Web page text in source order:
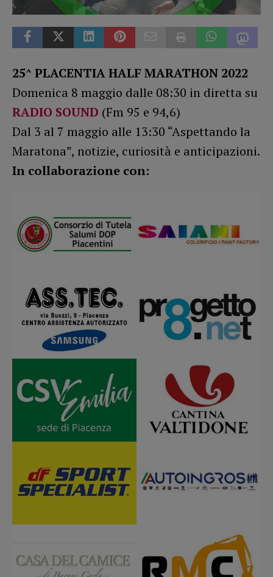
25^ PLACENTIA HALF MARATHON 2022
Domenica 8 maggio dalle 08:30 in diretta su
RADIO SOUND (Fm 95 e 94,6)
Dal 3 al 7 maggio alle 13:30 “Aspettando la
Maratona”, notizie, curiosità e anticipazioni.
In collaborazione con: